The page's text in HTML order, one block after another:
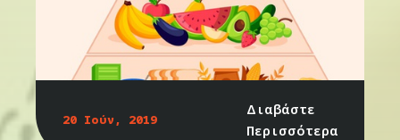
20 Ιούν, 2019
Διαβάστε
Περισσότερα